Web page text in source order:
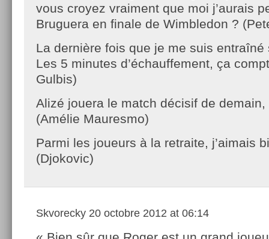
vous croyez vraiment que moi j’aurais
Bruguera en finale de Wimbledon ?
La dernière fois que je me suis entraîné
Les 5 minutes d’échauffement, ça
Gulbis)
Alizé jouera le match décisif de
(Amélie Mauresmo)
Parmi les joueurs à la retraite, j’aimais
(Djokovic)
Skvorecky 20 octobre 2012 at 06:14